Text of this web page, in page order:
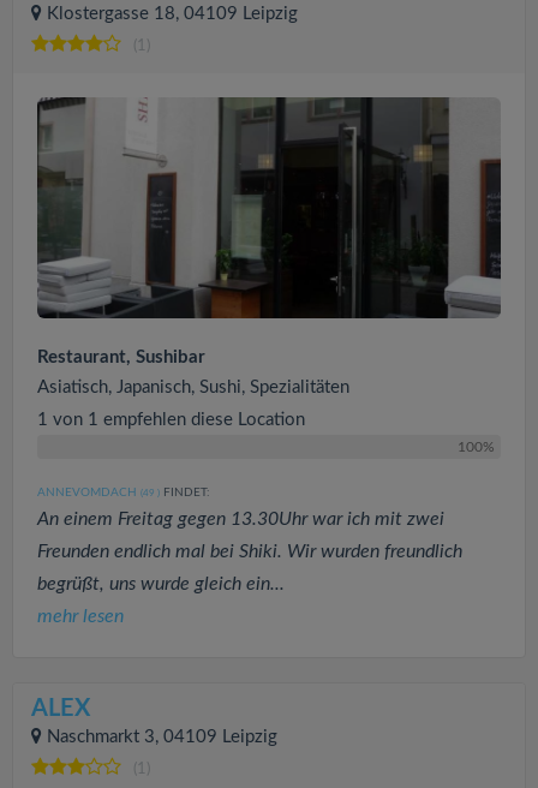
Klostergasse 18, 04109 Leipzig
Restaurant, Sushibar
Asiatisch, Japanisch, Sushi, Spezialitäten
1 von 1 empfehlen diese Location
100%
ANNEVOMDACH (49 ) FINDET:
An einem Freitag gegen 13.30Uhr war ich mit zwei
Freunden endlich mal bei Shiki. Wir wurden freundlich
begrüßt, uns wurde gleich ein...
mehr lesen
ALEX
Naschmarkt 3, 04109 Leipzig
(1)